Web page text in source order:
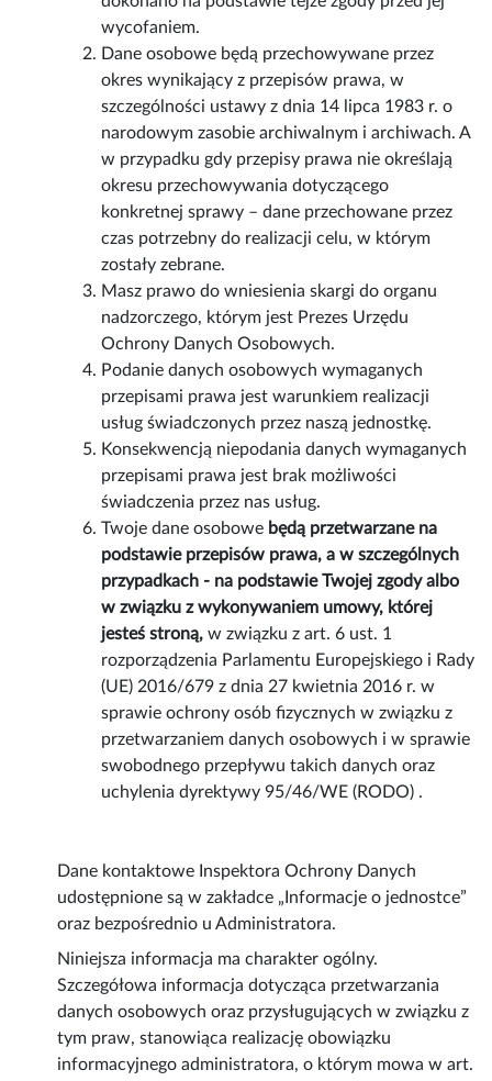
wycofaniem.
Dane osobowe będą przechowywane przez
okres wynikający z przepisów prawa, w
szczególności ustawy z dnia 14 lipca 1983 r. o
narodowym zasobie archiwalnym i archiwach. A
w przypadku gdy przepisy prawa nie określają
okresu przechowywania dotyczącego
konkretnej sprawy – dane przechowane przez
czas potrzebny do realizacji celu, w którym
zostały zebrane.
Masz prawo do wniesienia skargi do organu
nadzorczego, którym jest Prezes Urzędu
Ochrony Danych Osobowych.
Podanie danych osobowych wymaganych
przepisami prawa jest warunkiem realizacji
usług świadczonych przez naszą jednostkę.
Konsekwencją niepodania danych wymaganych
przepisami prawa jest brak możliwości
świadczenia przez nas usług.
Twoje dane osobowe będą przetwarzane na
podstawie przepisów prawa, a w szczególnych
przypadkach - na podstawie Twojej zgody albo
w związku z wykonywaniem umowy, której
jesteś stroną,w związku z art. 6 ust. 1
rozporządzenia Parlamentu Europejskiego i Rady
(UE) 2016/679 z dnia 27 kwietnia 2016 r. w
sprawie ochrony osób fizycznych w związku z
przetwarzaniem danych osobowych i w sprawie
swobodnego przepływu takich danych oraz
uchylenia dyrektywy 95/46/WE (RODO) .
Dane kontaktowe Inspektora Ochrony Danych
udostępnione są w zakładce „Informacje o jednostce”
oraz bezpośrednio u Administratora.
Niniejsza informacja ma charakter ogólny.
Szczegółowa informacja dotycząca przetwarzania
danych osobowych oraz przysługujących w związku z
tym praw, stanowiąca realizację obowiązku
informacyjnego administratora, o którym mowa w art.